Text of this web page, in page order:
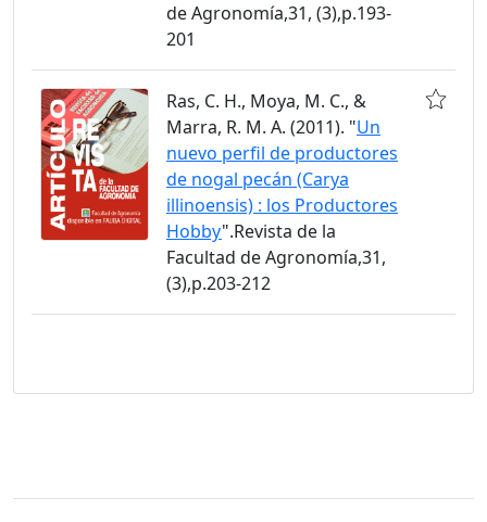
de Agronomía,31, (3),p.193-
201
Ras, C. H., Moya, M. C., &
Marra, R. M. A. (2011). "Un
nuevo perfil de productores
de nogal pecán (Carya
illinoensis) : los Productores
Hobby".Revista de la
Facultad de Agronomía,31,
(3),p.203-212